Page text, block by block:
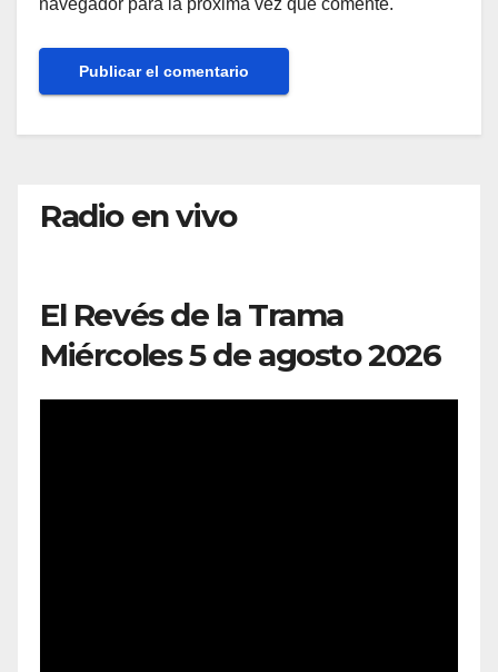
navegador para la próxima vez que comente.
Radio en vivo
El Revés de la Trama
Miércoles 5 de agosto 2026